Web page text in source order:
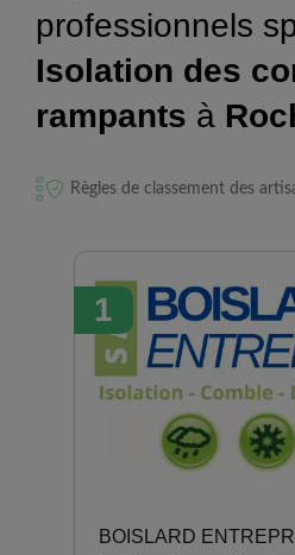
professionnels
Isolation des
rampants à
Règles de classement des
1
BOISLARD